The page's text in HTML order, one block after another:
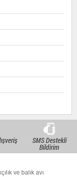
SMS Destekli
Bildirim
ve balık avı